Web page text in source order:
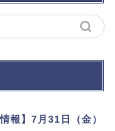
報】7月31日（金）